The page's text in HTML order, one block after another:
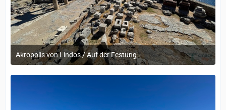
Akropolis von Lindos / Auf der Festung
12. September 2022 um 14:05